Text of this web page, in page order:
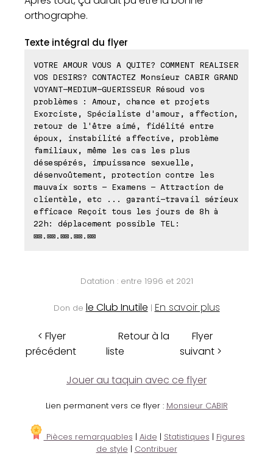
orthographe.
Texte intégral du flyer
VOTRE AMOUR VOUS A QUITE? COMMENT REALISER
VOS DESIRS? CONTACTEZ Monsieur CABIR GRAND
VOYANT-MEDIUM-GUERISSEUR Résoud vos
problèmes : Amour, chance et projets
Exorciste, Spécialiste d'amour, affection,
retour de l'être aimé, fidélité entre
époux, instabilité affective, problème
familiaux, même les cas les plus
désespérés, impuissance sexuelle,
désenvoûtement, protection contre les
mauvaix sorts - Examens - Attraction de
clientèle, etc ... garanti-travail sérieux
efficace Reçoit tous les jours de 8h à
22h: déplacement possible TEL:
⊠⊠.⊠⊠.⊠⊠.⊠⊠.⊠⊠
Datation : entre 1996 et 2021
Don de le Club Inutile | En savoir plus
< Flyer
précédent
Retour à la
liste
Flyer
suivant >
Jouer au taquin avec ce flyer
Lien permanent vers ce flyer : Monsieur CABIR
Pièces remarquables | Aide | Statistiques | Figures
de style | Contribuer